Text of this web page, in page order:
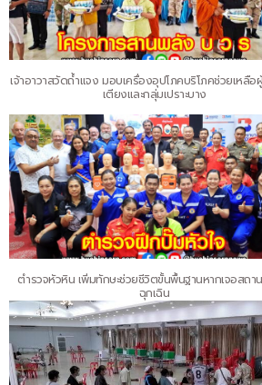
เจ้าอาวาสวัดถ้ำแจง มอบเครื่องอุปโภคบริโภคช่วยเหลื
เตียงและกลุ่มเปราะบาง
ตำรวจหัวหิน เพิ่มทักษะช่วยชีวิตขั้นพื้นฐานหากเจอสถ
ฉุกเฉิน